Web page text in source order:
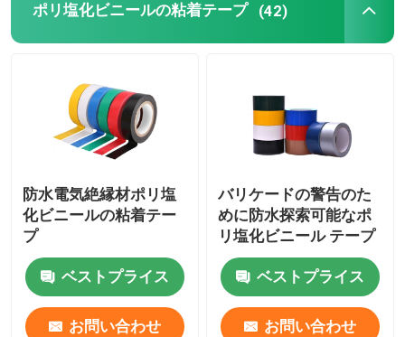
ポリ塩化ビニールの粘着テープ (42)
防水電気絶縁材ポリ塩
化ビニールの粘着テー
プ
ベストプライス
お問い合わせ
バリケードの警告のた
めに防水探索可能なポ
リ塩化ビニール テープ
ベストプライス
お問い合わせ